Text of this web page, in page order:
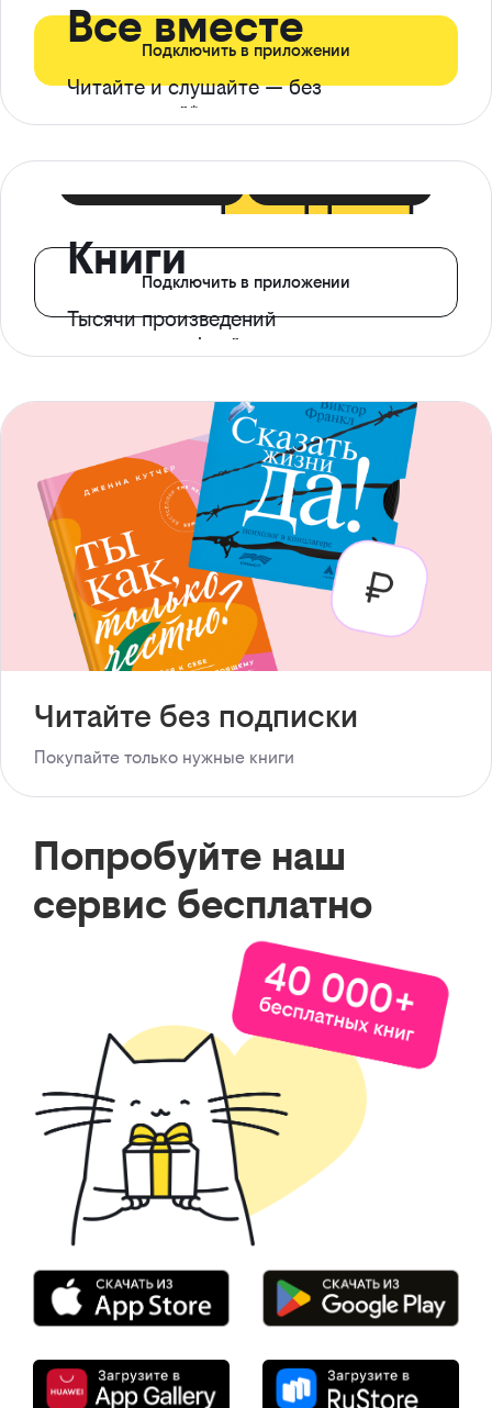
Все вместе
Читайте и слушайте — без
ограничений*
Подключить в приложении
Книги
Тысячи произведений
с доступом офлайн
Подключить в приложении
Читайте без подписки
Покупайте только нужные книги
Попробуйте наш
сервис бесплатно